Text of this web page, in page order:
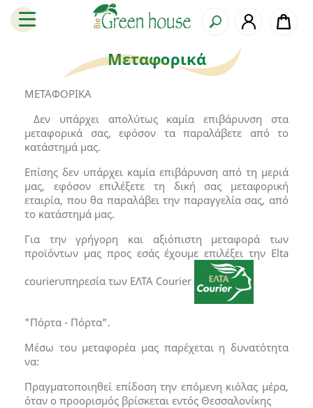
Μεταφορικά
ΜΕΤΑΦΟΡΙΚA
Δεν υπάρχει απολύτως καμία επιβάρυνση στα
μεταφορικά σας, εφόσον τα παραλάβετε από το
κατάστημά μας.
Επίσης δεν υπάρχει καμία επιβάρυνση από τη μεριά
μας, εφόσον επιλέξετε τη δική σας μεταφορική
εταιρία, που θα παραλάβει την παραγγελία σας, από
το κατάστημά μας.
Για την γρήγορη και αξιόπιστη μεταφορά των
προϊόντων μας προς εσάς έχουμε επιλέξει την Elta
courierυπηρεσία των ΕΛΤΑ Courier
"Πόρτα - Πόρτα".
Μέσω του μεταφορέα μας παρέχεται η δυνατότητα
να:
Πραγματοποιηθεί επίδοση την επόμενη κιόλας μέρα,
όταν ο προορισμός βρίσκεται εντός Θεσσαλονίκης